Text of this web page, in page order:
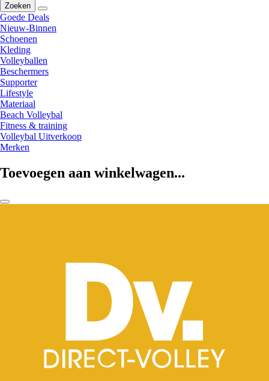
Zoeken
Goede Deals
Nieuw-Binnen
Schoenen
Kleding
Volleyballen
Beschermers
Supporter
Lifestyle
Materiaal
Beach Volleybal
Fitness & training
Volleybal Uitverkoop
Merken
Toevoegen aan winkelwagen...